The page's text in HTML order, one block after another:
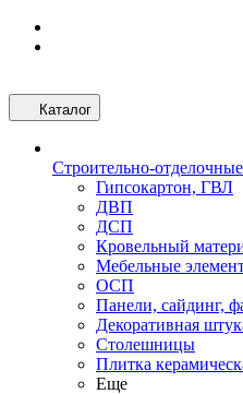
Каталог
Строительно-
Гипсокартон, ГВЛ
ДВП
ДСП
Кровельный
Мебельные
ОСП
Панели, сайдинг,
Декоративная
Столешницы
Плитка
Еще